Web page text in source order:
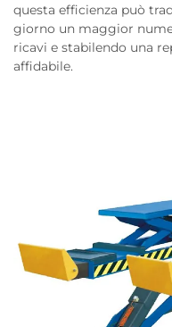
questa efficienza può
giorno un maggior
ricavi e stabilendo una
affidabile.